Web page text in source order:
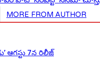
MORE FROM AUTHOR
7న రిలీజ్